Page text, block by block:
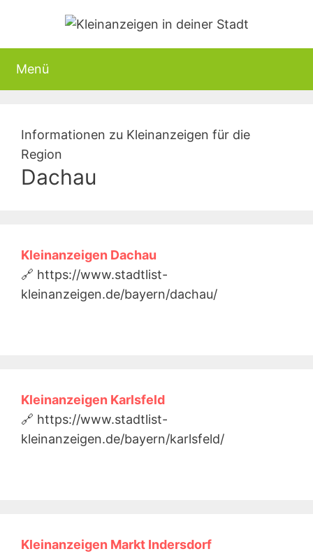
springen
Menü
Informationen zu Kleinanzeigen für die
Region
Dachau
Kleinanzeigen Dachau
🔗 https://www.stadtlist-
kleinanzeigen.de/bayern/dachau/
Kleinanzeigen Karlsfeld
🔗 https://www.stadtlist-
kleinanzeigen.de/bayern/karlsfeld/
Kleinanzeigen Markt Indersdorf